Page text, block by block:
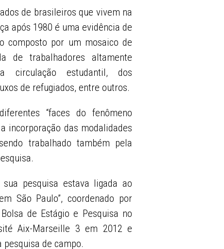
de brasileiros que vivem na
após 1980 é uma evidência de
composto por um mosaico de
de trabalhadores altamente
circulação estudantil, dos
de refugiados, entre outros.
“faces do fenômeno
incorporação das modalidades
trabalhado também pela
pesquisa estava ligada ao
São Paulo”, coordenado por
de Estágio e Pesquisa no
Aix-Marseille 3 em 2012 e
de campo.